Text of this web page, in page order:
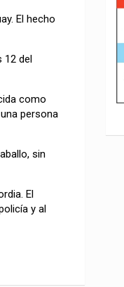
El hecho
12 del
como
persona
sin
El
y al